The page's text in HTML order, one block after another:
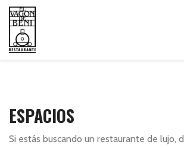
ESPACIOS
Si estás buscando un restaurante de lujo,